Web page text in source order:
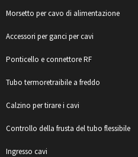
Morsetto per cavo di alimentazione
Accessori per ganci per cavi
Ponticello e connettore RF
Tubo termoretraibile a freddo
Calzino per tirare i cavi
Controllo della frusta del tubo flessibile
Ingresso cavi